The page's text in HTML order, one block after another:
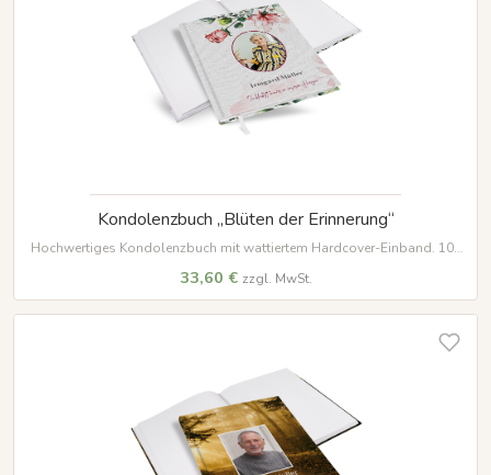
Kondolenzbuch „Blüten der Erinnerung“
Hochwertiges Kondolenzbuch mit wattiertem Hardcover-Einband. 100
des Gedenkens. Inklusive weißem Lesezeichenband.
33,60 € zzgl. MwSt.